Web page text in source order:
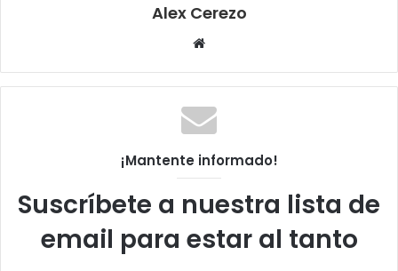
Alex Cerezo
Sitio
¡Mantente informado!
Suscríbete a nuestra lista de
email para estar al tanto